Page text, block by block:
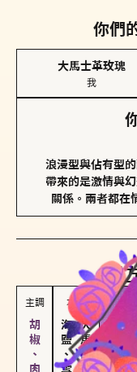
你們
大馬士革玫瑰
我
浪漫型與佔有型
帶來的是激情與
關係。兩者都在
對
主調 次調
海鹽、雪花